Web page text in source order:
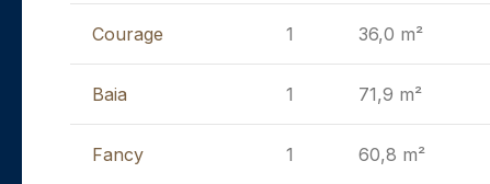
Courage 1 36,0 m²
Baia 1 71,9 m²
Fancy 1 60,8 m²